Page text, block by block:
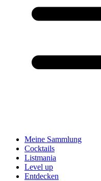
Meine Sammlung
Cocktails
Listmania
Level up
Entdecken